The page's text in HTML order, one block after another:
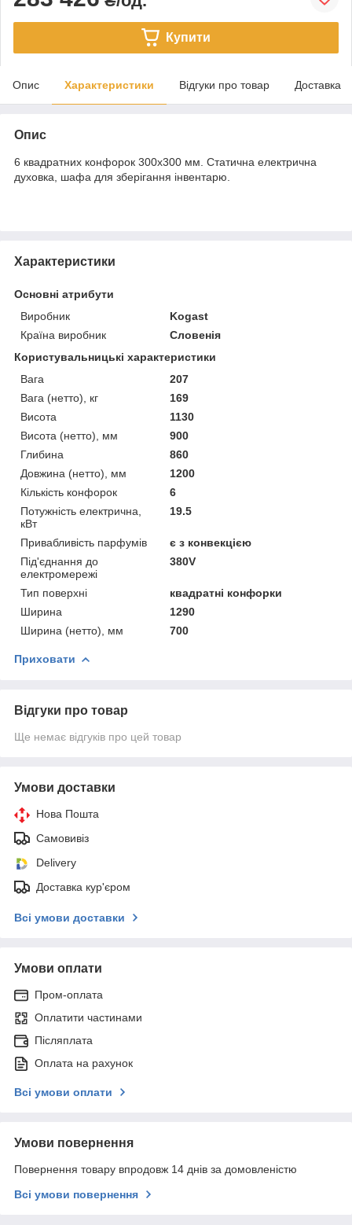
Купити
Опис Характеристики Відгуки про товар Доставка
Опис
6 квадратних конфорок 300х300 мм. Статична електрична
духовка, шафа для зберігання інвентарю.
Характеристики
Основні атрибути
Виробник
Kogast
Країна виробник
Словенія
Користувальницькі характеристики
Вага
207
Вага (нетто), кг
169
Висота
1130
Висота (нетто), мм
900
Глибина
860
Довжина (нетто), мм
1200
Кількість конфорок
6
Потужність електрична,
кВт
19.5
Привабливість парфумів
є з конвекцією
Під'єднання до
електромережі
380V
Тип поверхні
квадратні конфорки
Ширина
1290
Ширина (нетто), мм
700
Приховати
Відгуки про товар
Ще немає відгуків про цей товар
Умови доставки
Нова Пошта
Самовивіз
Delivery
Доставка кур'єром
Всі умови доставки
Умови оплати
Пром-оплата
Оплатити частинами
Післяплата
Оплата на рахунок
Всі умови оплати
Умови повернення
Повернення товару впродовж 14 днів за домовленістю
Всі умови повернення